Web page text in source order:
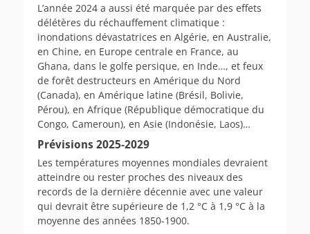
L’année 2024 a aussi été marquée par des effets
délétères du réchauffement climatique :
inondations dévastatrices en Algérie, en Australie,
en Chine, en Europe centrale en France, au
Ghana, dans le golfe persique, en Inde…, et feux
de forêt destructeurs en Amérique du Nord
(Canada), en Amérique latine (Brésil, Bolivie,
Pérou), en Afrique (République démocratique du
Congo, Cameroun), en Asie (Indonésie, Laos)…
Prévisions 2025-2029
Les températures moyennes mondiales devraient
atteindre ou rester proches des niveaux des
records de la dernière décennie avec une valeur
qui devrait être supérieure de 1,2 °C à 1,9 °C à la
moyenne des années 1850-1900.